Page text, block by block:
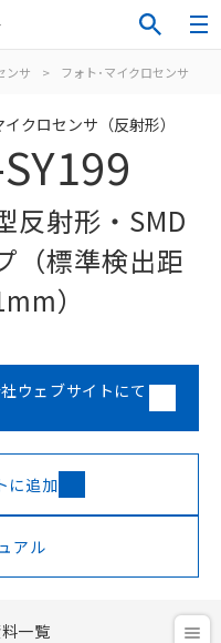
ンサ > フォト･マイクロセンサ
クロセンサ（反射形）
反射形・SMD
（標準検出距
）
ウェブサイトにて
に追加
アル
一覧